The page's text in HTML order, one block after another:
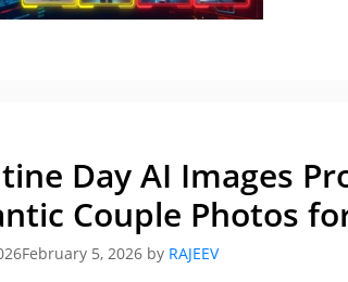
Day AI Images
Couple Photos
February 5, 2026 by RAJEEV